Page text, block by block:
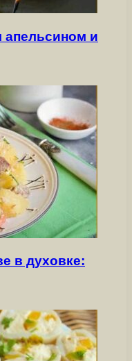
и
в духовке: